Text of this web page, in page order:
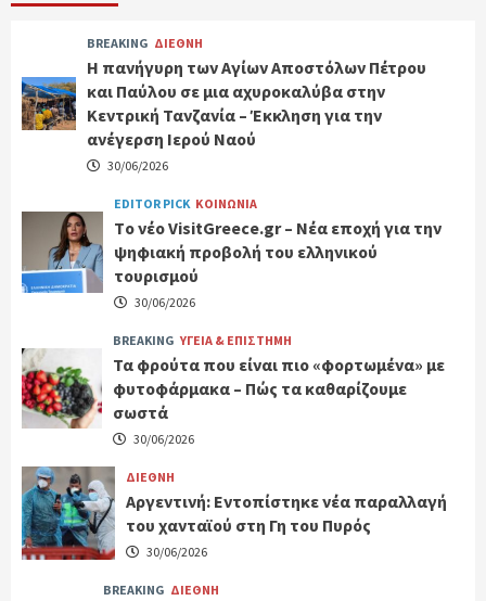
BREAKING ΔΙΕΘΝΗ
Η πανήγυρη των Αγίων Αποστόλων Πέτρου
και Παύλου σε μια αχυροκαλύβα στην
Κεντρική Τανζανία – Έκκληση για την
ανέγερση Ιερού Ναού
30/06/2026
EDITOR PICK ΚΟΙΝΩΝΙΑ
Tο νέο VisitGreece.gr – Νέα εποχή για την
ψηφιακή προβολή του ελληνικού
τουρισμού
30/06/2026
BREAKING ΥΓΕΙΑ & ΕΠΙΣΤΗΜΗ
Τα φρούτα που είναι πιο «φορτωμένα» με
φυτοφάρμακα – Πώς τα καθαρίζουμε
σωστά
30/06/2026
ΔΙΕΘΝΗ
Αργεντινή: Εντοπίστηκε νέα παραλλαγή
του χανταϊού στη Γη του Πυρός
30/06/2026
BREAKING ΔΙΕΘΝΗ